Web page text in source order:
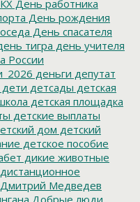
День работника
День рождения
День спасателя
тигра день учителя
России
деньги депутат
дети детсады детская
детская площадка
детские выплаты
дом детский
детское пособие
дикие животные
дистанционное
Дмитрий Медведев
Добрые люди